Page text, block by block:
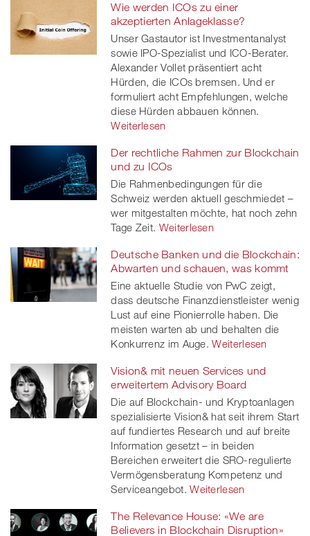
Wie werden ICOs zu einer
akzeptierten Anlageklasse?
Unser Gastautor ist Investmentanalyst
sowie IPO-Spezialist und ICO-Berater.
Alexander Vollet präsentiert acht
Hürden, die ICOs bremsen. Und er
formuliert acht Empfehlungen, welche
diese Hürden abbauen können.
Weiterlesen
Der rechtliche Rahmen zur Blockchain
und zu ICOs
Die Rahmenbedingungen für die
Schweiz werden aktuell geschmiedet –
wer mitgestalten möchte, hat noch zehn
Tage Zeit. Weiterlesen
Deutsche Banken und die Blockchain:
Abwarten und schauen, was kommt
Eine aktuelle Studie von PwC zeigt,
dass deutsche Finanzdienstleister wenig
Lust auf eine Pionierrolle haben. Die
meisten warten ab und behalten die
Konkurrenz im Auge. Weiterlesen
Vision& mit neuen Services und
erweitertem Advisory Board
Die auf Blockchain- und Kryptoanlagen
spezialisierte Vision& hat seit ihrem Start
auf fundiertes Research und auf breite
Information gesetzt – in beiden
Bereichen erweitert die SRO-regulierte
Vermögensberatung Kompetenz und
Serviceangebot. Weiterlesen
The Relevance House: «We are
Believers in Blockchain Disruption»